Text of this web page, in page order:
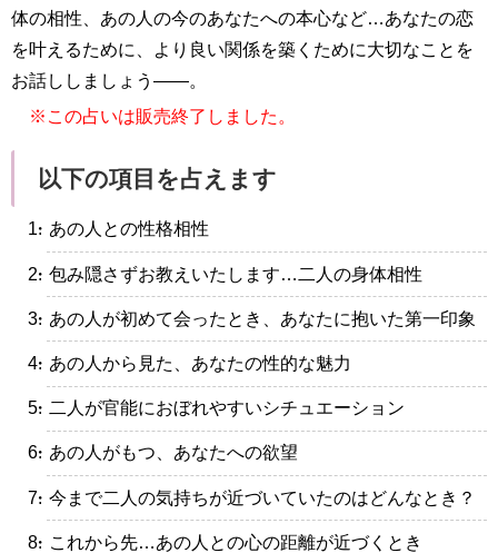
体の相性、あの人の今のあなたへの本心など…あなたの恋
を叶えるために、より良い関係を築くために大切なことを
お話ししましょう——。
※この占いは販売終了しました。
以下の項目を占えます
・あの人との性格相性
・包み隠さずお教えいたします…二人の身体相性
・あの人が初めて会ったとき、あなたに抱いた第一印象
・あの人から見た、あなたの性的な魅力
・二人が官能におぼれやすいシチュエーション
・あの人がもつ、あなたへの欲望
・今まで二人の気持ちが近づいていたのはどんなとき？
・これから先…あの人との心の距離が近づくとき